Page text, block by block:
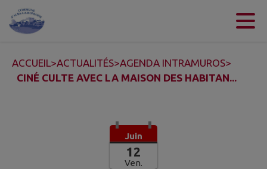
Contenu
ACCUEIL>ACTUALITÉS>AGENDA INTRAMUROS>
CINÉ CULTE AVEC LA MAISON DES HABITAN...
Juin
12
Ven.